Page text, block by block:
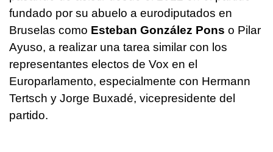
fundado por su abuelo a eurodiputados en
Bruselas como Esteban González Pons o Pilar
Ayuso, a realizar una tarea similar con los
representantes electos de Vox en el
Europarlamento, especialmente con Hermann
Tertsch y Jorge Buxadé, vicepresidente del
partido.